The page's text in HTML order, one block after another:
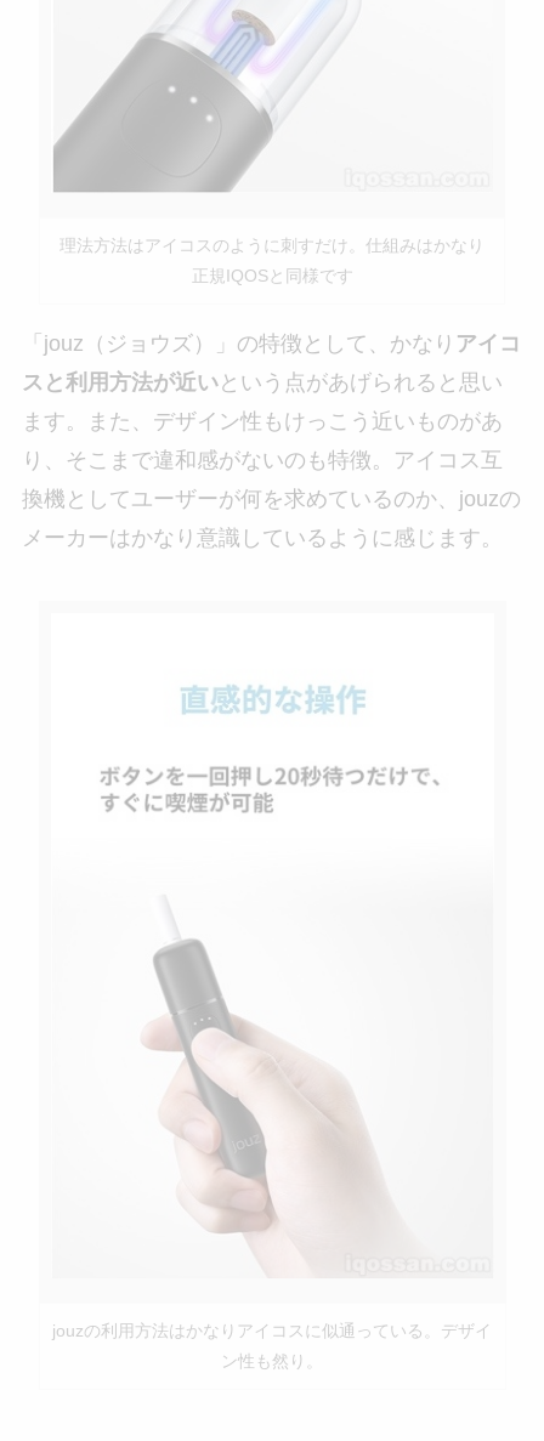
理法方法はアイコスのように刺すだけ。仕組みはかなり
正規IQOSと同様です
「jouz（ジョウズ）」の特徴として、かなり アイコ
スと利用方法が近いという点があげられると思い
ます。また、デザイン性もけっこう近いものがあ
り、そこまで違和感がないのも特徴。アイコス互
換機としてユーザーが何を求めているのか、jouzの
メーカーはかなり意識しているように感じます。
jouzの利用方法はかなりアイコスに似通っている。デザイ
ン性も然り。